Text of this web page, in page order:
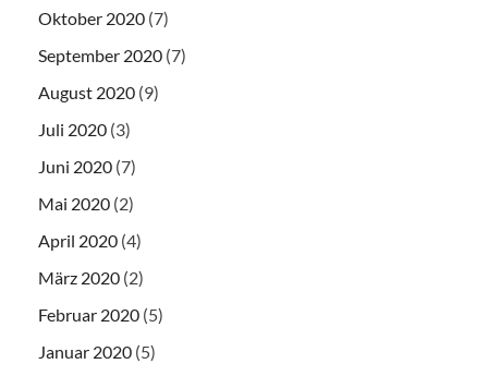
Oktober 2020 (7)
September 2020 (7)
August 2020 (9)
Juli 2020 (3)
Juni 2020 (7)
Mai 2020 (2)
April 2020 (4)
März 2020 (2)
Februar 2020 (5)
Januar 2020 (5)